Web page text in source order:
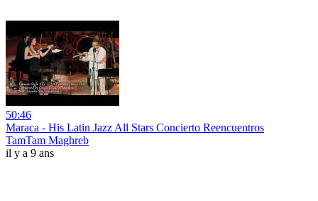
50:46
Maraca - His Latin Jazz All Stars Concierto Reencuentros
TamTam Maghreb
il y a 9 ans